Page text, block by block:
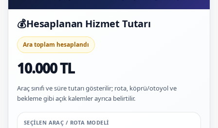
💰Hesaplanan Hizmet Tutarı
Ara toplam hesaplandı
10.000 TL
Araç sınıfı ve süre tutarı gösterilir; rota, köprü/otoyol ve
bekleme gibi açık kalemler ayrıca belirtilir.
SEÇILEN ARAÇ / ROTA MODELI